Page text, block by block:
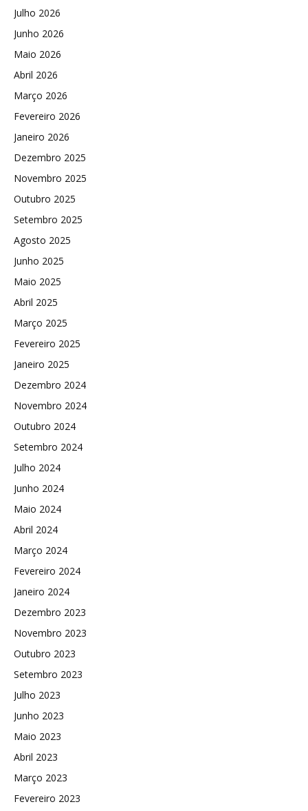
Julho 2026
Junho 2026
Maio 2026
Abril 2026
Março 2026
Fevereiro 2026
Janeiro 2026
Dezembro 2025
Novembro 2025
Outubro 2025
Setembro 2025
Agosto 2025
Junho 2025
Maio 2025
Abril 2025
Março 2025
Fevereiro 2025
Janeiro 2025
Dezembro 2024
Novembro 2024
Outubro 2024
Setembro 2024
Julho 2024
Junho 2024
Maio 2024
Abril 2024
Março 2024
Fevereiro 2024
Janeiro 2024
Dezembro 2023
Novembro 2023
Outubro 2023
Setembro 2023
Julho 2023
Junho 2023
Maio 2023
Abril 2023
Março 2023
Fevereiro 2023